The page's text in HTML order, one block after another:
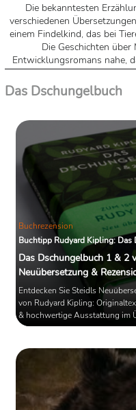
Die bekanntesten
verschiedenen
einem Findelkind, das bei
Die Geschichten
Entwicklungsromans nahe,
Bewusstwerdung vom
Tierwelt aufzeigen. Mowgli
sind und ein hohes Maß von
das Kind zum
kritischer Betrachtungen
Figuren und der Betonung
positive Stellung zum
Dschungelbuchs für die
seine Stellung als eines
Jugendbücher der
Das Dschungelbuch
Buchrezension
Buchtipp Rudyard Kipling:
Das Dschungelbuch 1 & 2
Neuübersetzung &
Entdecken Sie Steidls
von Rudyard Kipling:
& hochwertige Ausstattung im